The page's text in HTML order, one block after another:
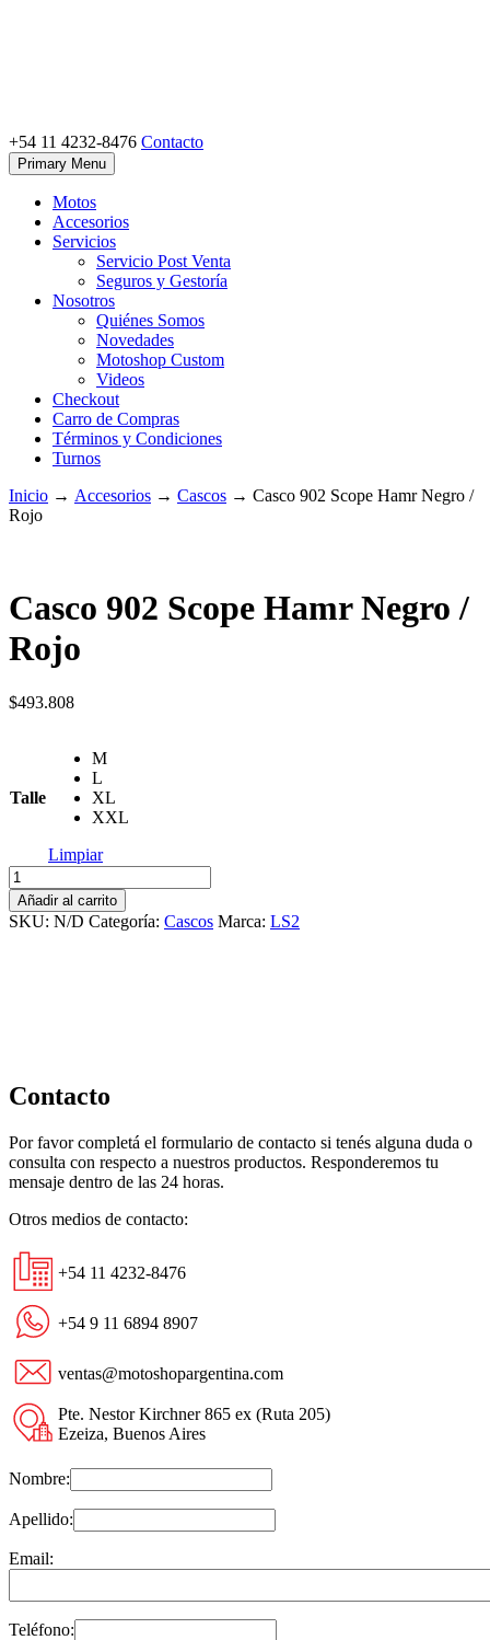
Motoshop Ezeiza
Motos y Accesorios
+54 11 4232-8476 Contacto
Primary Menu
Motos
Accesorios
Servicios
Servicio Post Venta
Seguros y Gestoría
Nosotros
Quiénes Somos
Novedades
Motoshop Custom
Videos
Checkout
Carro de Compras
Términos y Condiciones
Turnos
Inicio → Accesorios → Cascos → Casco 902 Scope Hamr Negro /
Rojo
Casco 902 Scope Hamr Negro /
Rojo
$493.808
Talle
M
L
XL
XXL
Limpiar
Casco
902
Scope
Hamr
Añadir al carrito
SKU: N/D Categoría: Cascos Marca: LS2
Contacto
Por favor completá el formulario de contacto si tenés alguna duda o
consulta con respecto a nuestros productos. Responderemos tu
mensaje dentro de las 24 horas.
Otros medios de contacto:
+54 11 4232-8476
+54 9 11 6894 8907
ventas@motoshopargentina.com
Pte. Nestor Kirchner 865 ex (Ruta 205)
Ezeiza, Buenos Aires
Nombre:
Apellido:
Email:
Teléfono: